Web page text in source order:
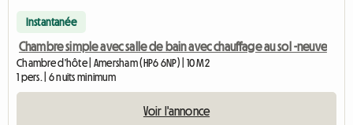
Instantanée
Chambre simple avec salle de bain avec chauffage au sol -neuve
Chambre d'hôte | Amersham (HP6 6NP) | 10 M2
1 pers. | 6 nuits minimum
Voir l'annonce